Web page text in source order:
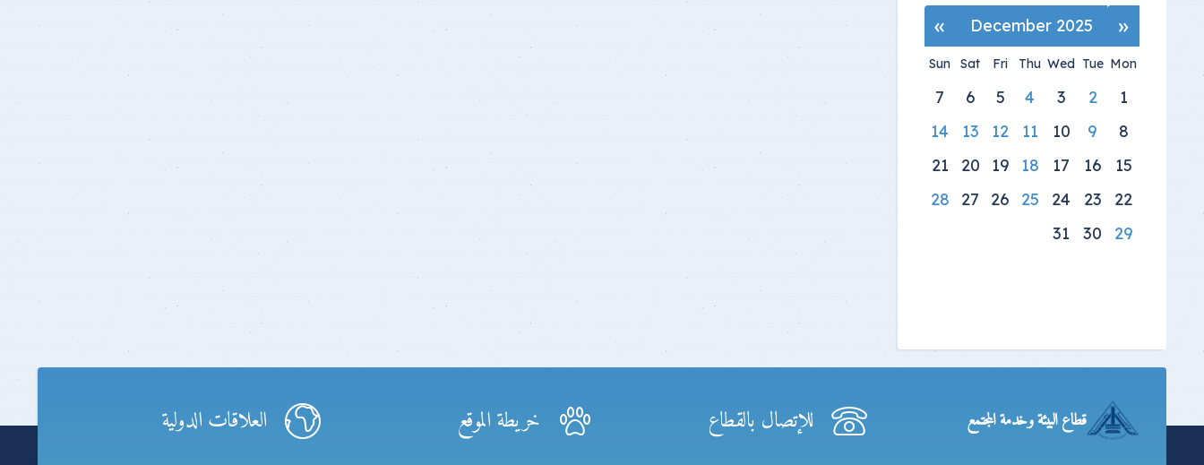
«
December 2025
»
Mon
Tue
Wed
Thu
Fri
Sat
Sun
1
2
3
4
5
6
7
8
9
10
11
12
13
14
15
16
17
18
19
20
21
22
23
24
25
26
27
28
29
30
31
قطاع البيئة وخدمة المجتمع للإتصال بالقطاع خريطة الموقع العلاقات الدولية